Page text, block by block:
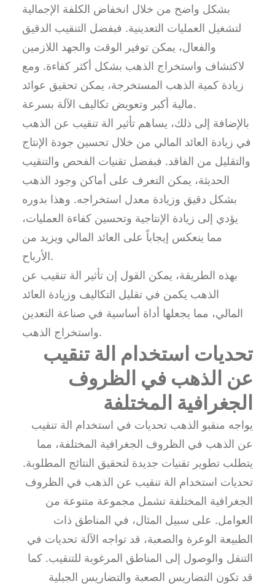
بشكل واضح من خلال انخفاض الكلفة الإجمالية
لتشغيل العمليات التعدينية. فبفضل التنقيب الدقيق
والفعال، يمكن توفير الوقت والجهد اللازمين
لاكتشاف واستخراج الذهب بشكل أكثر كفاءة. ومع
زيادة كمية الذهب المستخرجة، يمكن تحقيق عوائد
مالية أكبر وتعويض تكاليف الآلة بسرعة.
بالإضافة إلى ذلك، يساهم تأثير الة تنقيب عن الذهب
في زيادة العائد المالي من خلال تحسين جودة الإنتاج
والتقليل من الفاقد. فبفضل تقنيات الفحص والتنقيب
الحديثة، يمكن التعرف على أماكن وجود الذهب
بشكل دقيق وزيادة معدل استخراجه. وهذا بدوره
يؤدي إلى زيادة الإنتاجية وتحسين كفاءة العمليات،
مما ينعكس إيجاباً على العائد المالي ويزيد من
الأرباح.
بهذه الطريقة، يمكن القول إن تأثير الة تنقيب عن
الذهب يكمن في تقليل التكاليف وزيادة العائد
المالي، مما يجعلها أداة أساسية في صناعة التعدين
واستخراج الذهب.
تحديات استخدام الة تنقيب
عن الذهب في الظروف
الجغرافية المختلفة
يواجه منقبو الذهب تحديات في استخدام الة تنقيب
عن الذهب في الظروف الجغرافية المختلفة، مما
يتطلب تطوير تقنيات جديدة لتحقيق النتائج المطلوبة.
تحديات استخدام الة تنقيب عن الذهب في الظروف
الجغرافية المختلفة تشمل مجموعة متنوعة من
العوامل. على سبيل المثال، في المناطق ذات
الطبيعة الوعرة والصعبة، قد تواجه الآلة تحديات في
التنقل والوصول إلى المناطق المرغوبة للتنقيب. كما
قد تكون التضاريس الصعبة والتضاريس الجبلية